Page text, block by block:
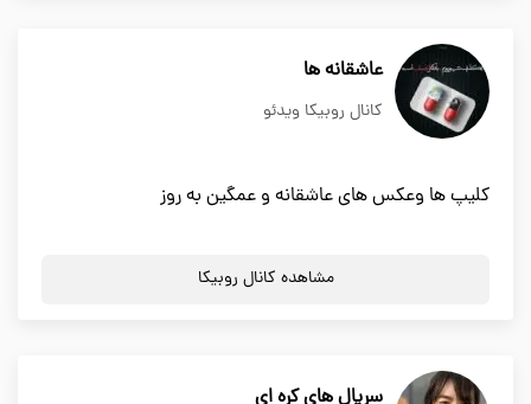
عاشقانه ها
کانال روبیکا ویدئو
کلیپ ها وعکس های عاشقانه و عمگین به روز
مشاهده کانال روبیکا
سریال های کره ای